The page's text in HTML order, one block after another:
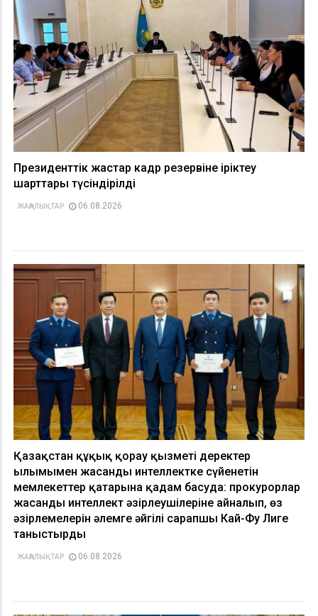
Президенттік жастар кадр резервіне іріктеу
шарттары түсіндірілді
ЖАҢАЛЫҚТАР 06.08.2026
Қазақстан құқық қорғау қызметі деректер
ғылымымен жасанды интеллектке сүйенетін
мемлекеттер қатарына қадам басуда: прокурорлар
жасанды интеллект әзірлеушілеріне айналып, өз
әзірлемелерін әлемге әйгілі сарапшы Кай-Фу Лиге
таныстырды
ЖАҢАЛЫҚТАР 06.08.2026